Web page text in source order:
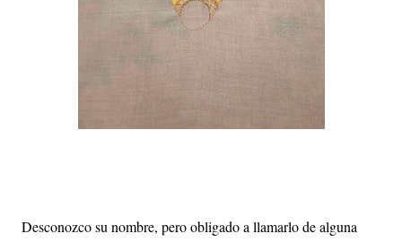
Desconozco su nombre, pero obligado a llamarlo de alguna